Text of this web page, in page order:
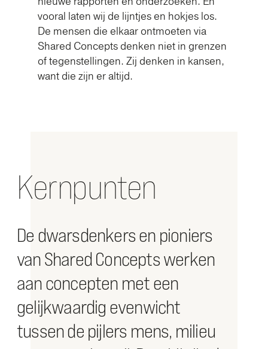
vooral laten wij de lijntjes en hokjes los.
De mensen die elkaar ontmoeten via
Shared Concepts denken niet in grenzen
of tegenstellingen. Zij denken in kansen,
want die zijn er altijd.
Kernpunten
De dwarsdenkers en pioniers
van Shared Concepts werken
aan concepten met een
gelijkwaardig evenwicht
tussen de pijlers mens, milieu